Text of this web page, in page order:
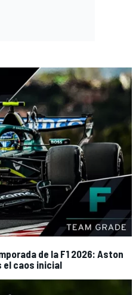
de la F1 2026: Aston
el caos inicial